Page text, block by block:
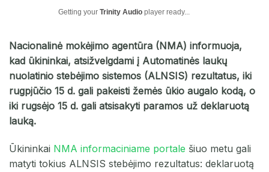
Getting your Trinity Audio player ready...
Nacionalinė mokėjimo agentūra (NMA) informuoja,
kad ūkininkai, atsižvelgdami į Automatinės laukų
nuolatinio stebėjimo sistemos (ALNSIS) rezultatus, iki
rugpjūčio 15 d. gali pakeisti žemės ūkio augalo kodą, o
iki rugsėjo 15 d. gali atsisakyti paramos už deklaruotą
lauką.
Ūkininkai NMA informaciniame portale šiuo metu gali
matyti tokius ALNSIS stebėjimo rezultatus: deklaruotą